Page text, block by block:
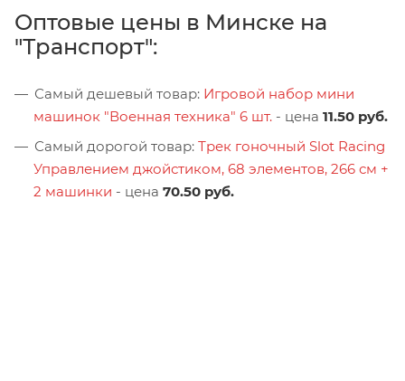
Оптовые цены в Минске на
"Транспорт":
Самый дешевый товар: Игровой набор мини
машинок "Военная техника" 6 шт. - цена 11.50 руб.
Самый дорогой товар: Трек гоночный Slot Racing
Управлением джойстиком, 68 элементов, 266 см +
2 машинки - цена 70.50 руб.